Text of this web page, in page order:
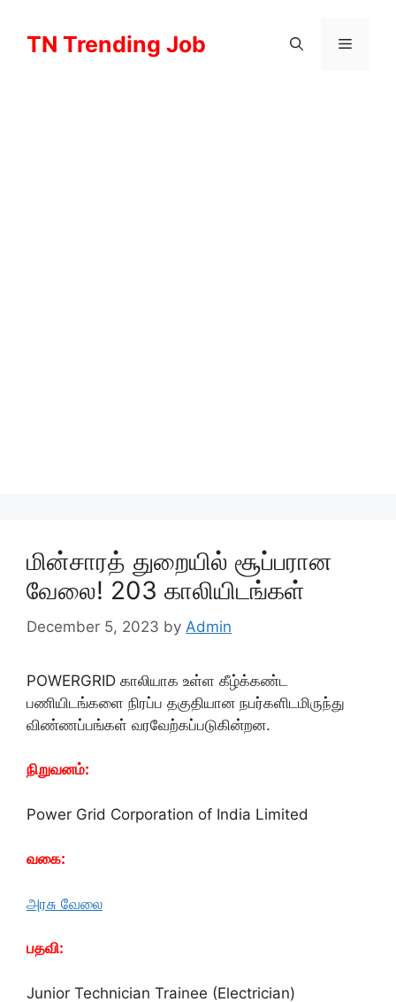
contentTN Trending Job Menu
மின்சாரத் துறையில் சூப்பரான
வேலை! 203 காலியிடங்கள்
December 5, 2023 by Admin
POWERGRID காலியாக உள்ள கீழ்க்கண்ட
பணியிடங்களை நிரப்ப தகுதியான நபர்களிடமிருந்து
விண்ணப்பங்கள் வரவேற்கப்படுகின்றன.
நிறுவனம்:
Power Grid Corporation of India Limited
வகை:
அரசு வேலை
பதவி:
Junior Technician Trainee (Electrician)